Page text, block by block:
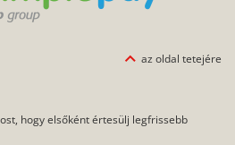
az oldal tetejére
hogy elsőként értesülj legfrissebb